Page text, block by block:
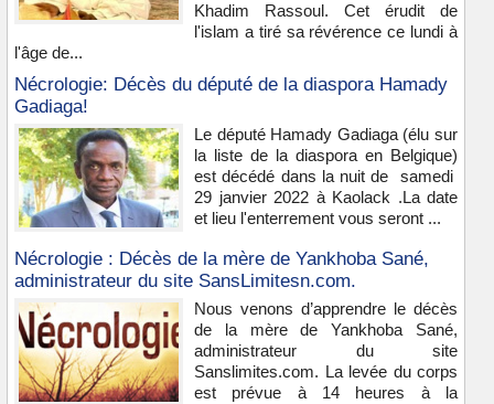
Khadim Rassoul. Cet érudit de
l'islam a tiré sa révérence ce lundi à
l'âge de...
Nécrologie: Décès du député de la diaspora Hamady
Gadiaga!
Le député Hamady Gadiaga (élu sur
la liste de la diaspora en Belgique)
est décédé dans la nuit de samedi
29 janvier 2022 à Kaolack .La date
et lieu l'enterrement vous seront ...
Nécrologie : Décès de la mère de Yankhoba Sané,
administrateur du site SansLimitesn.com.
Nous venons d’apprendre le décès
de la mère de Yankhoba Sané,
administrateur du site
Sanslimites.com. La levée du corps
est prévue à 14 heures à la